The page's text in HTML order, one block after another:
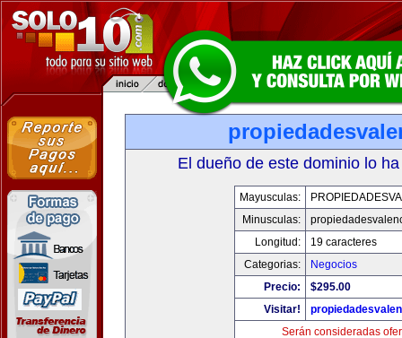
El dueño de este dominio lo
Mayusculas:
Minusculas:
Longitud:
19 caracteres
Categorias:
Negocios
Precio:
$295.00
Visitar!
Serán consideradas